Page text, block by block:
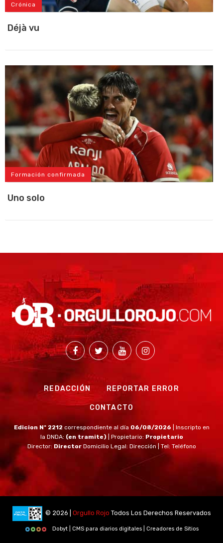
Crónica
Déjà vu
Formación confirmada
Uno solo
REDACCIÓN REPORTAR ERROR
CONTACTO
Edicion Nº 2212 correspondiente al día 06/08/2026
| Inscripto en
la DNDA: (en tramite) | Propietario: Propietario
Director: Director Domicilio Legal: Dirección | Tel: Teléfono
© 2026 | Orgullo Rojo Todos Los Derechos Reservados
Dobyt | CMS para diarios digitales | Creadores de Sitios